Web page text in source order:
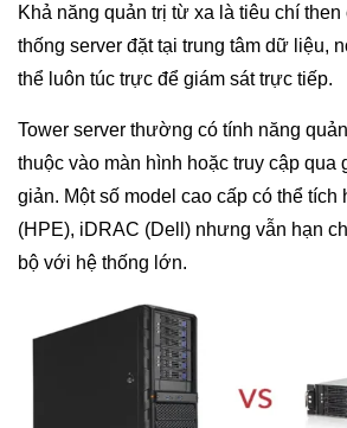
Khả năng quản trị từ xa là tiêu chí
thống server đặt tại trung tâm dữ liệu,
thể luôn túc trực để giám sát trực tiếp.
Tower server thường có tính năng
thuộc vào màn hình hoặc truy cập qua
giản. Một số model cao cấp có thể tích
(HPE), iDRAC (Dell) nhưng vẫn hạn
bộ với hệ thống lớn.